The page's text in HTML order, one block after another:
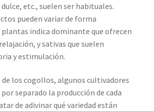
etc., suelen ser habituales.
pueden variar de forma
indica dominante que ofrecen
y sativas que suelen
y estimulación.
de los cogollos, algunos cultivadores
separado la producción de cada
de adivinar qué variedad están